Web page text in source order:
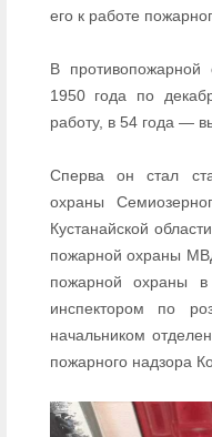
его к работе
В
1950 года по
работу, в 54 года —
Сперва он стал
охраны
Кустанайской
пожарной охраны
пожарной охраны
инспектором по
начальником
пожарного надзора